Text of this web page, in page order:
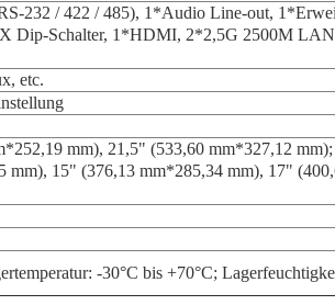
232 / 422 / 485), 1*Audio Line-out,
Dip-Schalter, 1*HDMI, 2*2,5G 2500M
etc.
mm), 21,5" (533,60 mm*327,12 mm);
mm), 15" (376,13 mm*285,34 mm), 17"
-30°C bis +70°C;